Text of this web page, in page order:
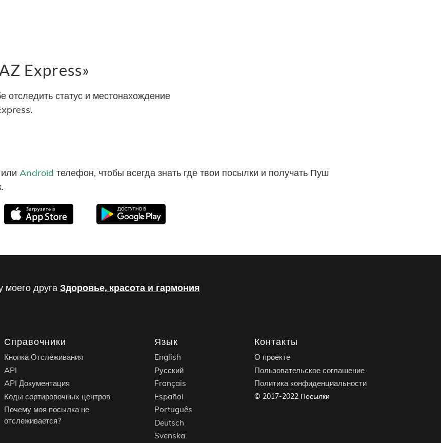
Express»
статус и местонахождение
или Android телефон, чтобы всегда знать где твои посылки и получать Пуш
моего друга Здоровье, красота и гармония
Справочники
Кнопка Отслеживания
API
API Документация
Коды сортировочных центров
Почему моя посылка не
отслеживается?
Язык
English
Русский
Français
Español
Português
Deutsch
Svenska
Контакты
О проекте
Пользовательское соглашение
Политика конфиденциальности
© 2017-2022 Посылки